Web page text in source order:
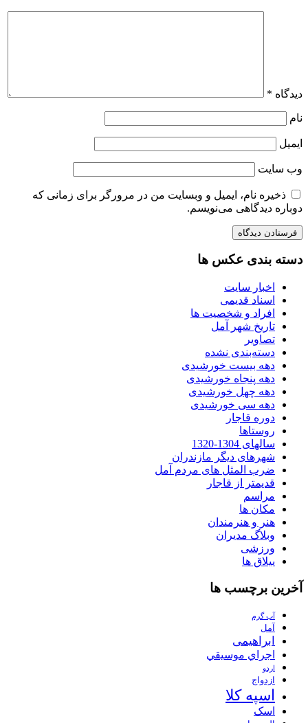
دیدگاه *
نام
ایمیل
وب‌ سایت
ذخیره نام، ایمیل و وبسایت من در مرورگر برای زمانی که
دوباره دیدگاهی می‌نویسم.
دسته بندی عکس ها
اخبار سایت
اسناد قدیمی
افراد و شخصیت ها
تاریخ شهر آمل
تصاویر
دسته‌بندی نشده
دهه بیست خورشیدی
دهه پنجاه خورشیدی
دهه چهل خورشیدی
دهه سی خورشیدی
دوره قاجار
روستاها
سالهای 1304-1320
شهرهای دیگر مازندران
ضرب المثل های مردم آمل
قدیمتر از قاجار
مراسم
مکان ها
هنر و هنرمندان
وبلاگ مدیران
ورزشی
ییلاق ها
آخرین برچسب ها
آب گرم
آمل
ابراهیمی
اجراي موسيقي
اردو
ازدواج
اسپه کلا
اسک